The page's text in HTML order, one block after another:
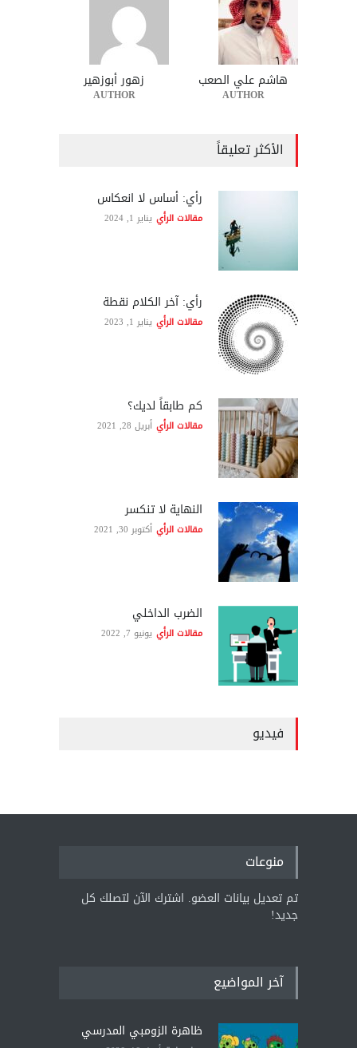
هاشم علي الصعب
AUTHOR
زهور أبوزهير
AUTHOR
الأكثر تعليقاً
رأي: أساس لا انعكاس
مقالات الرأي يناير 1, 2024
رأي: آخر الكلام نقطة
مقالات الرأي يناير 1, 2023
كم طابقاً لديك؟
مقالات الرأي أبريل 28, 2021
النهاية لا تنكسر
مقالات الرأي أكتوبر 30, 2021
الضرب الداخلي
مقالات الرأي يونيو 7, 2022
فيديو
منوعات
تم تعديل بيانات العضو. اشترك الآن لتصلك كل
جديد!
آخر المواضيع
ظاهرة الزومبي المدرسي